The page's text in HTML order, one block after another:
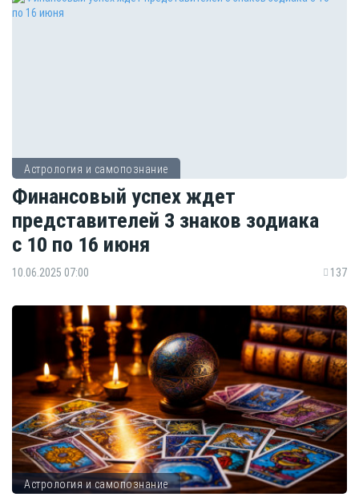
Астрология и самопознание
Финансовый успех ждет
представителей 3 знаков зодиака
с 10 по 16 июня
10.06.2025 07:00 137
Астрология и самопознание